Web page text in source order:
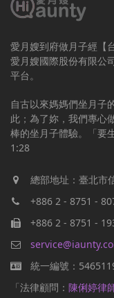
愛月嫂到府做月子經【
愛月嫂國際股份有限公
平台。
自古以來媽媽們坐月子
此；為了妳，我們專心
棒的坐月子體驗。「要
1:28
總部地址：臺北市
+886 2 - 8751 -
+886 2 - 8751 -
統一編號：
「法律顧問： 陳俐婷律